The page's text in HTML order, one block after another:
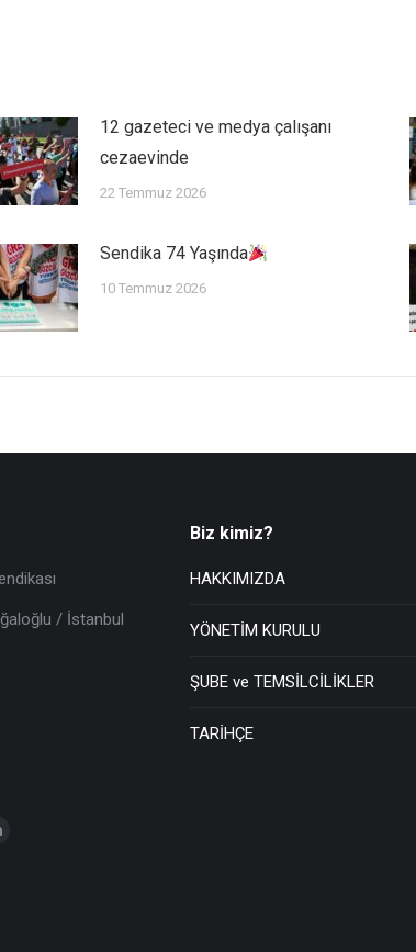
12 gazeteci ve medya çalışanı
cezaevinde
22 Temmuz 2026
Sendika 74 Yaşında
10 Temmuz 2026
/ İstanbul
Biz kimiz?
HAKKIMIZDA
YÖNETİM KURULU
ŞUBE ve TEMSİLCİLİKLER
TARİHÇE